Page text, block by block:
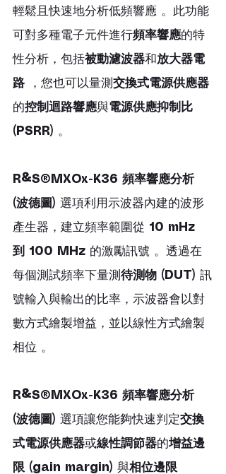
輕鬆且快速地分析低頻響應 。此功能
可對多種電子元件進行頻率響應的特
性分析，包括被動濾波器和放大器電
路 ，您也可以量測交換式電源供應器
的控制迴路響應與電源供應抑制比
(PSRR) 。
R&S®MXOx-K36 頻率響應分析
(波德圖) 選項利用示波器內建的波形
產生器，建立頻率範圍從 10 mHz
到 100 MHz 的激勵訊號 。透過在
每個測試頻率下量測待測物 (DUT) 訊
號輸入與輸出的比率，示波器會以對
數方式繪製增益，並以線性方式繪製
相位 。
R&S®MXOx-K36 頻率響應分析
(波德圖) 選項讓您能夠快速判定交換
式電源供應器或線性調節器的增益邊
限 (gain margin) 與相位邊限